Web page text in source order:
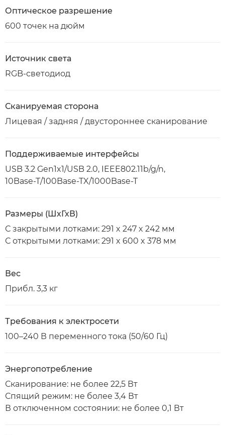
Оптическое разрешение
600 точек на дюйм
Источник света
RGB-светодиод
Сканируемая сторона
Лицевая / задняя / двустороннее сканирование
Поддерживаемые интерфейсы
USB 3.2 Gen1x1/USB 2.0, IEEE802.11b/g/n,
10Base-T/100Base-TX/1000Base-T
Размеры (ШхГхВ)
С закрытыми лотками: 291 x 247 x 242 мм
С открытыми лотками: 291 x 600 x 378 мм
Вес
Прибл. 3,3 кг
Требования к электросети
100–240 В переменного тока (50/60 Гц)
Энергопотребление
Сканирование: не более 22,5 Вт
Спящий режим: не более 3,4 Вт
В отключенном состоянии: не более 0,1 Вт